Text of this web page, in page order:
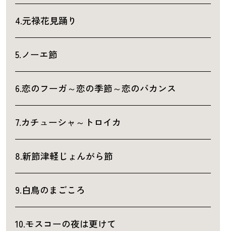
4.元禄花見踊り
5.ノーエ節
6.恋のフーガ～恋の季節～恋のバカンス
7.カチューシャ～トロイカ
8.新節津軽じょんがら節
9.白鳥のまごころ
10.モスコーの夜は更けて